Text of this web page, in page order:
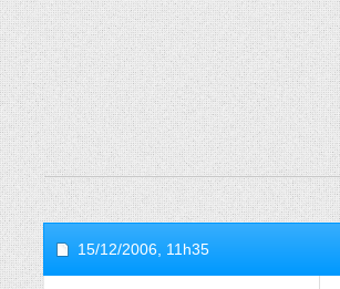
15/12/2006, 11h35